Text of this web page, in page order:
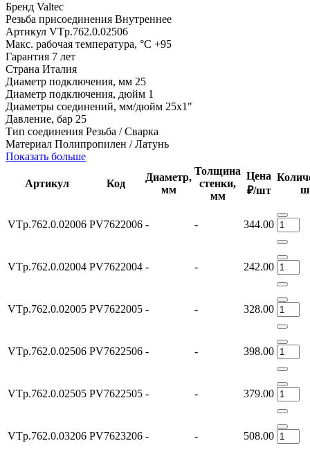
Бренд Valtec
Резьба присоединения Внутреннее
Артикул VTp.762.0.02506
Макс. рабочая температура, °С +95
Гарантия 7 лет
Страна Италия
Диаметр подключения, мм 25
Диаметр подключения, дюйм 1
Диаметры соединений, мм/дюйм 25х1"
Давление, бар 25
Тип соединения Резьба / Сварка
Материал Полипропилен / Латунь
Показать больше
Артикул Код
Диаметр,
мм
Толщина
стенки,
мм
Цена
₽/шт
VTp.762.0.02006 PV7622006 - - 344.00
VTp.762.0.02004 PV7622004 - - 242.00
VTp.762.0.02005 PV7622005 - - 328.00
VTp.762.0.02506 PV7622506 - - 398.00
VTp.762.0.02505 PV7622505 - - 379.00
VTp.762.0.03206 PV7623206 - - 508.00